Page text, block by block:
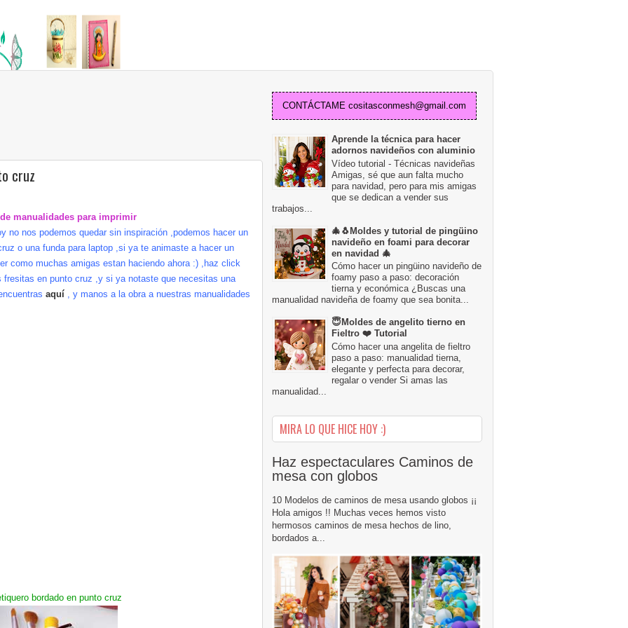
cruz
manualidades para imprimir
no nos podemos quedar sin inspiración ,podemos hacer un
o una funda para laptop ,si ya te animaste a hacer un
como muchas amigas estan haciendo ahora :) ,haz click
fresitas en punto cruz ,y si ya notaste que necesitas una
aquí , y manos a la obra a nuestras manualidades
bordado en punto cruz
CONTÁCTAME cositasconmesh@gmail.com
Aprende la técnica para hacer
adornos navideños con aluminio
Vídeo tutorial - Técnicas navideñas
Amigas, sé que aun falta mucho
para navidad, pero para mis amigas
que se dedican a vender sus
trabajos...
🎄🐧Moldes y tutorial de pingüino
navideño en foami para decorar
en navidad 🎄
Cómo hacer un pingüino navideño de
foamy paso a paso: decoración
tierna y económica ¿Buscas una
manualidad navideña de foamy que sea bonita...
😇Moldes de angelito tierno en
Fieltro ❤️ Tutorial
Cómo hacer una angelita de fieltro
paso a paso: manualidad tierna,
elegante y perfecta para decorar,
regalar o vender Si amas las
manualidad...
MIRA LO QUE HICE HOY :)
Haz espectaculares Caminos de
mesa con globos
10 Modelos de caminos de mesa usando globos ¡¡
Hola amigos !! Muchas veces hemos visto
hermosos caminos de mesa hechos de lino,
bordados a...